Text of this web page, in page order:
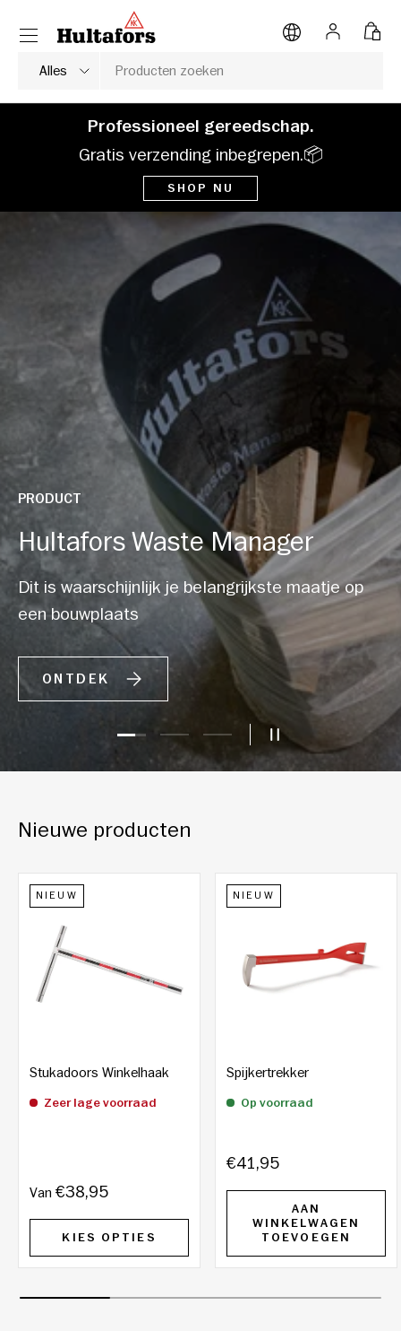
NAAR INHOUD
Hultafors Tools
Zoeken
Soort product
Alles
Inloggen
Tas
Menu
Professioneel gereedschap.
Gratis verzending inbegrepen.📦
SHOP NU
PRODUCT
Hultafors Waste Manager
Dit is waarschijnlijk je belangrijkste maatje op
een bouwplaats
ONTDEK
Dia laden 2 van 3
Nieuwe producten
NIEUW
Stukadoors Winkelhaak
Zeer lage voorraad
Van €38,95
KIES OPTIES
NIEUW
Spijkertrekker
Op voorraad
€41,95
AAN
WINKELWAGEN
TOEVOEGEN